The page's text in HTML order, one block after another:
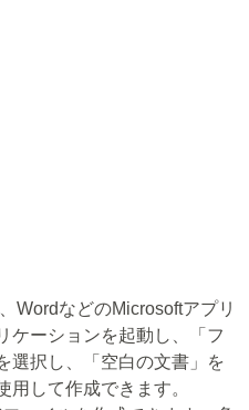
WordなどのMicrosoftアプリ
ケーションを起動し、「フ
選択し、「空白の文書」を
して作成できます。